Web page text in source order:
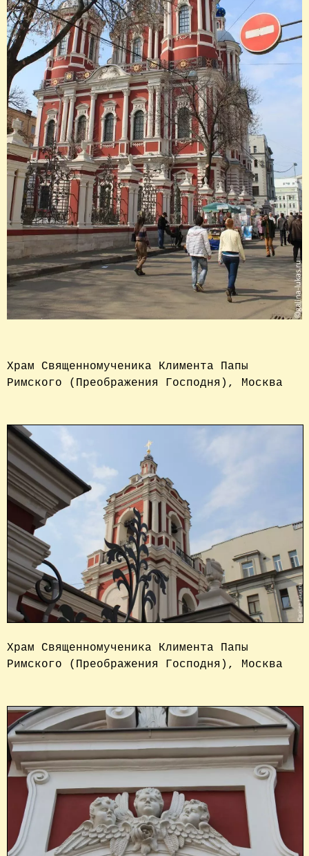
Храм Священномученика Климента Папы
Римского (Преображения Господня), Москва
Храм Священномученика Климента Папы
Римского (Преображения Господня), Москва